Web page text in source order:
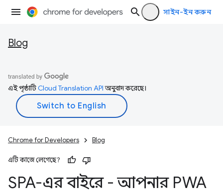
সাইন-ইন করুন
Blog
এই পৃষ্ঠাটিCloud Translation APIঅনুবাদ করেছে।
Chrome for Developers Blog
এটি কাজে লেগেছে?
SPA-এর বাইরে - আপনার PWA